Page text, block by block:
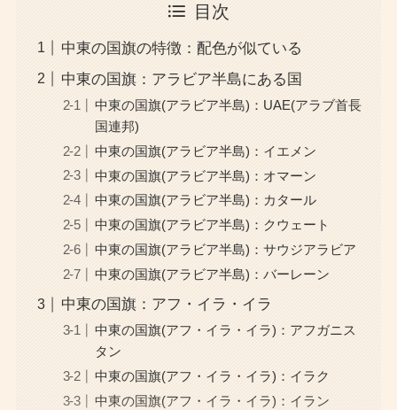
目次
中東の国旗の特徴：配色が似ている
中東の国旗：アラビア半島にある国
中東の国旗(アラビア半島)：UAE(アラブ首長
国連邦)
中東の国旗(アラビア半島)：イエメン
中東の国旗(アラビア半島)：オマーン
中東の国旗(アラビア半島)：カタール
中東の国旗(アラビア半島)：クウェート
中東の国旗(アラビア半島)：サウジアラビア
中東の国旗(アラビア半島)：バーレーン
中東の国旗：アフ・イラ・イラ
中東の国旗(アフ・イラ・イラ)：アフガニス
タン
中東の国旗(アフ・イラ・イラ)：イラク
中東の国旗(アフ・イラ・イラ)：イラン